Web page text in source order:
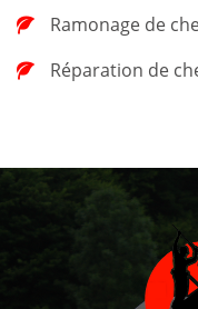
Ramonage de
Réparation de